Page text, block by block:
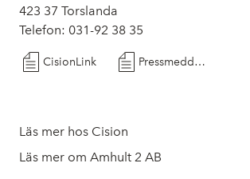
423 37 Torslanda
Telefon: 031-92 38 35
CisionLink Pressmeddelande 2025 05
Läs mer hos Cision
Läs mer om Amhult 2 AB